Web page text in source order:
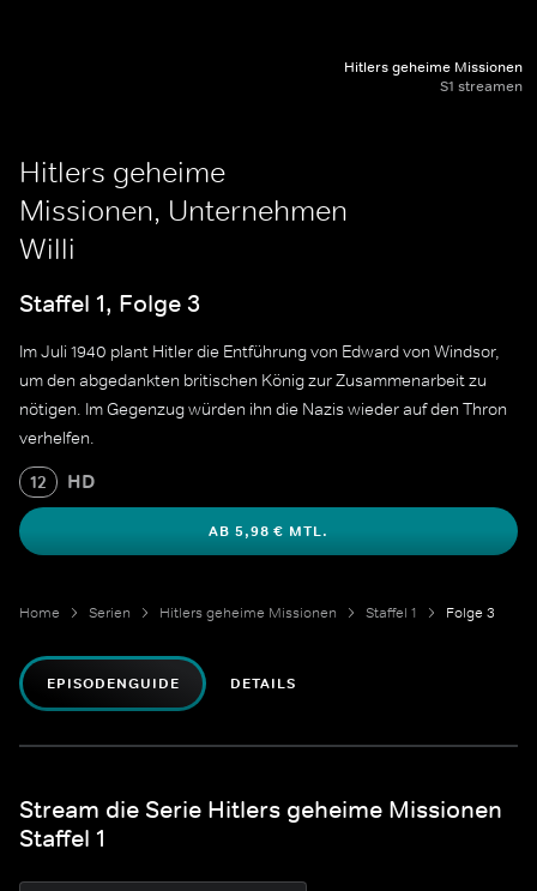
Hitlers geheime Missionen
S1 streamen
Hitlers geheime
Missionen, Unternehmen
Willi
Staffel 1, Folge 3
Im Juli 1940 plant Hitler die Entführung von Edward von Windsor,
um den abgedankten britischen König zur Zusammenarbeit zu
nötigen. Im Gegenzug würden ihn die Nazis wieder auf den Thron
verhelfen.
12 HD
AB 5,98 € MTL.
Home Serien Hitlers geheime Missionen Staffel 1 Folge 3
EPISODENGUIDE DETAILS
Stream die Serie Hitlers geheime Missionen
Staffel 1